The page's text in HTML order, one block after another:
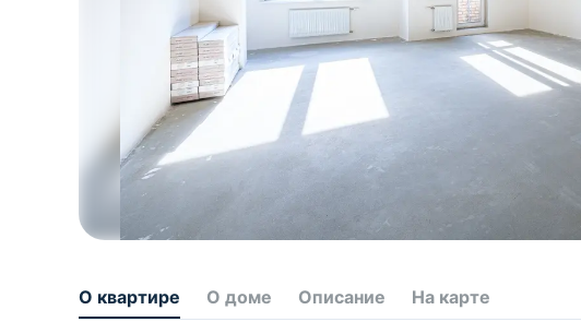
О квартире О доме Описание На карте